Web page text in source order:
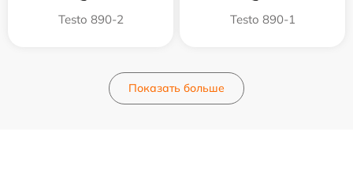
Testo 890-2 Testo 890-1
Показать больше